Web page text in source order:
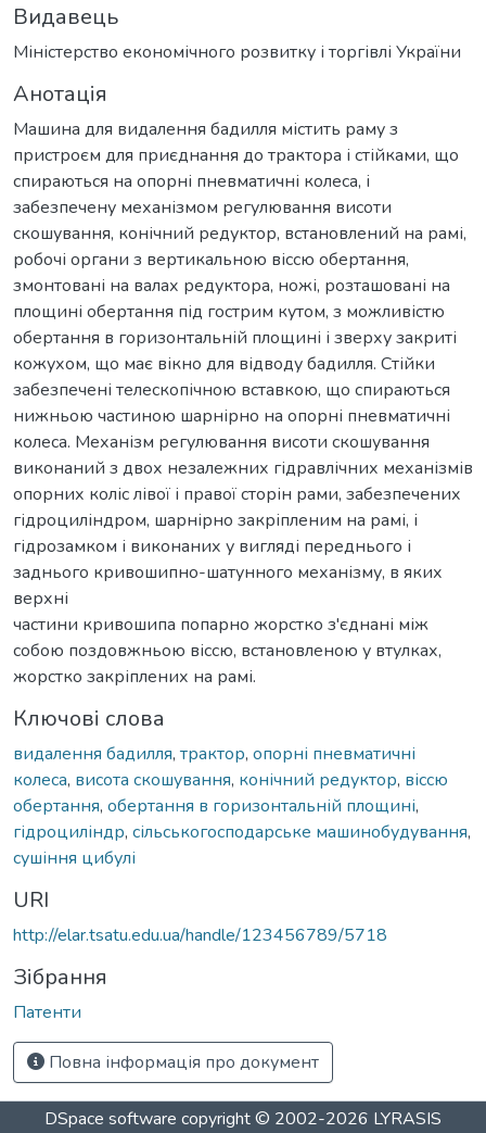
Видавець
Міністерство економічного розвитку і торгівлі України
Анотація
Машина для видалення бадилля містить раму з
пристроєм для приєднання до трактора і стійками, що
спираються на опорні пневматичні колеса, і
забезпечену механізмом регулювання висоти
скошування, конічний редуктор, встановлений на рамі,
робочі органи з вертикальною віссю обертання,
змонтовані на валах редуктора, ножі, розташовані на
площині обертання під гострим кутом, з можливістю
обертання в горизонтальній площині і зверху закриті
кожухом, що має вікно для відводу бадилля. Стійки
забезпечені телескопічною вставкою, що спираються
нижньою частиною шарнірно на опорні пневматичні
колеса. Механізм регулювання висоти скошування
виконаний з двох незалежних гідравлічних механізмів
опорних коліс лівої і правої сторін рами, забезпечених
гідроциліндром, шарнірно закріпленим на рамі, і
гідрозамком і виконаних у вигляді переднього і
заднього кривошипно-шатунного механізму, в яких
верхні
частини кривошипа попарно жорстко з'єднані між
собою поздовжньою віссю, встановленою у втулках,
жорстко закріплених на рамі.
Ключові слова
видалення бадилля, трактор, опорні пневматичні
колеса, висота скошування, конічний редуктор, віссю
обертання, обертання в горизонтальній площині,
гідроциліндр, сільськогосподарське машинобудування,
сушіння цибулі
URI
http://elar.tsatu.edu.ua/handle/123456789/5718
Зібрання
Патенти
Повна інформація про документ
DSpace software copyright © 2002-2026 LYRASIS